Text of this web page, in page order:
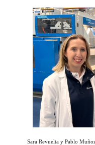
Sara Revuelta y Pablo